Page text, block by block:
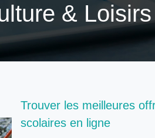
& Loisirs
Trouver les meilleures
scolaires en ligne